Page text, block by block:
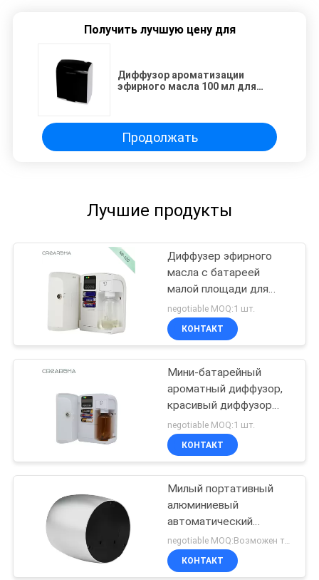
Получить лучшую цену для
Диффузор ароматизации
эфирного масла 100 мл для
Продолжать
Лучшие продукты
Диффузер эфирного
масла с батареей
малой площади для
гостиничного номера
negotiable MOQ:1 шт.
КОНТАКТ
Мини-батарейный
ароматный диффузор,
красивый диффузор
эфирных масел
вместимостью 100 мл
negotiable MOQ:1 шт.
КОНТАКТ
Милый портативный
алюминиевый
автоматический
свежий воздух с
стеклянной бутылкой
60 мл
negotiable MOQ:Возможен торг
КОНТАКТ